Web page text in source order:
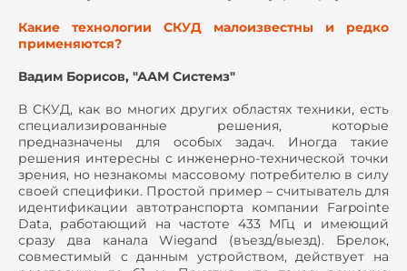
Какие технологии СКУД малоизвестны и редко
применяются?
Вадим Борисов, "ААМ Системз"
В СКУД, как во многих других областях техники, есть
специализированные решения, которые
предназначены для особых задач. Иногда такие
решения интересны с инженерно-технической точки
зрения, но незнакомы массовому потребителю в силу
своей специфики. Простой пример – считыватель для
идентификации автотранспорта компании Farpointe
Data, работающий на частоте 433 МГц и имеющий
сразу два канала Wiegand (въезд/выезд). Брелок,
совместимый с данным устройством, действует на